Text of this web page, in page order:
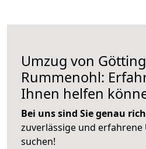
Umzug von
Rummenohl:
Ihnen helfen
Bei uns sind Sie genau
zuverlässige und
suchen!